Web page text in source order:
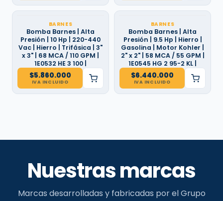
BARNES
Bomba Barnes | Alta
Presión | 10 Hp | 220-440
Vac | Hierro | Trifásica | 3"
x 3" | 68 MCA / 110 GPM |
1E0532 HE 3 100 |
$5.860.000
IVA INCLUIDO
BARNES
Bomba Barnes | Alta
Presión | 9.5 Hp | Hierro |
Gasolina | Motor Kohler |
2" x 2" | 58 MCA / 55 GPM |
1E0545 HG 2 95-2 KL |
$6.440.000
IVA INCLUIDO
Nuestras marcas
Marcas desarrolladas y fabricadas por el Grupo